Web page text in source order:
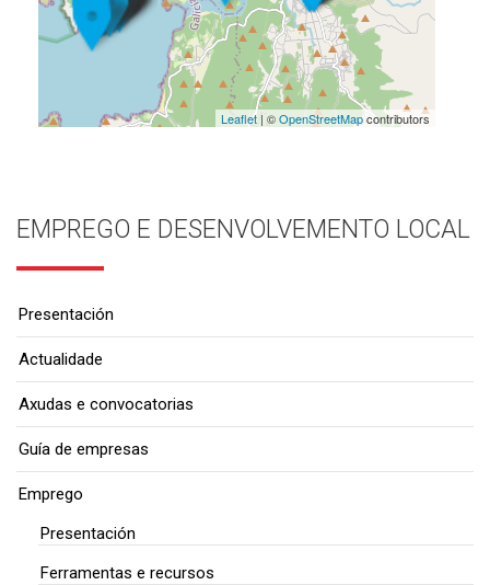
Leaflet| ©OpenStreetMapcontributors
EMPREGO E DESENVOLVEMENTO LOCAL
Presentación
Actualidade
Axudas e convocatorias
Guía de empresas
Emprego
Presentación
Ferramentas e recursos